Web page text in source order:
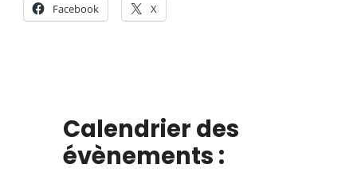
Facebook X
Calendrier des
évènements :